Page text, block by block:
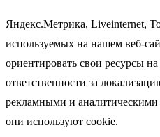
Яндекс.Метрика, Liveinternet,
используемых на нашем веб-
ориентировать свои ресурсы
ответственности за
рекламными и аналитическими
они используют cookie.